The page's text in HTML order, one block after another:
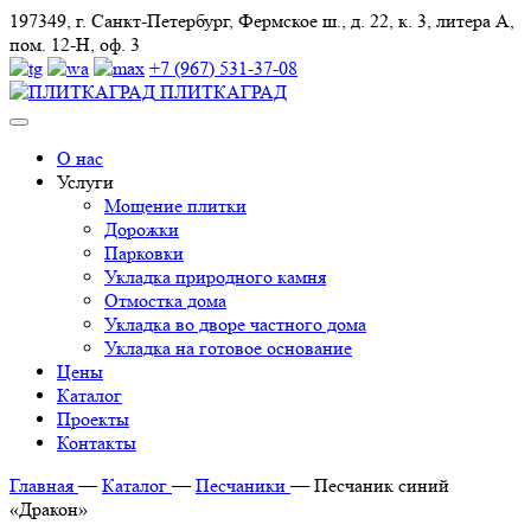
197349, г. Санкт-Петербург, Фермское ш., д. 22, к. 3, литера А,
пом. 12-Н, оф. 3
+7 (967) 531-37-08
ПЛИТКАГРАД
О нас
Услуги
Мощение плитки
Дорожки
Парковки
Укладка природного камня
Отмостка дома
Укладка во дворе частного дома
Укладка на готовое основание
Цены
Каталог
Проекты
Контакты
Главная — Каталог — Песчаники — Песчаник синий
«Дракон»